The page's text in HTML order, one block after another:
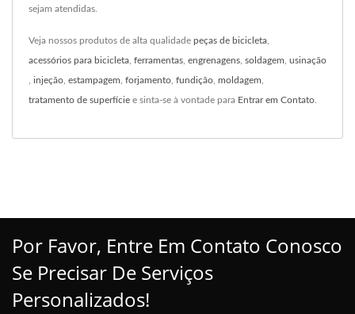
sejam atendidas.
Veja nossos produtos de alta qualidade peças de bicicleta
acessórios para bicicleta ferramentas engrenagens soldagem usinação
injeção estampagem forjamento fundição moldagem
tratamento de superfície e sinta-se à vontade para Entrar em Contato
Por Favor, Entre Em Contato Conosco
Se Precisar De Serviços
Personalizados!